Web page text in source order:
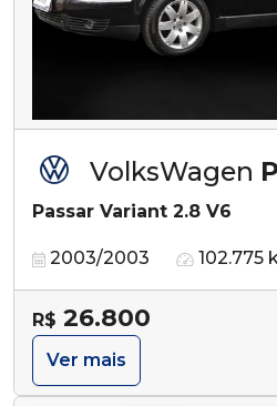
VolksWagen
Passar Variant 2.8 V6
2003/2003 102.775
R$ 26.800
Ver mais